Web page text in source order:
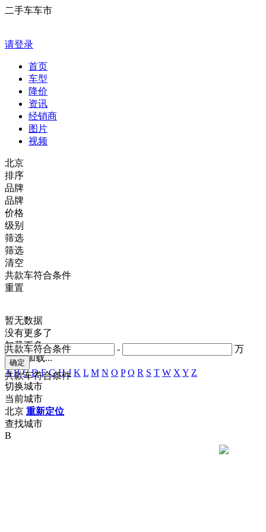
二手车车市
请登录
首页
车型
降价
资讯
经销商
图片
视频
北京
排序
品牌
品牌
价格
- 万
共款车符合条件
级别
共款车符合条件
筛选
筛选
清空
共款车符合条件
重置
暂无数据
没有更多了
加载更多
正在加载...
A B C D F G H J K L M N O P Q R S T W X Y Z
切换城市
当前城市
北京 重新定位
查找城市
B